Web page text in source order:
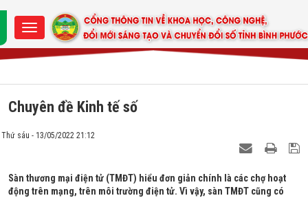
Chuyên đề Kinh tế số
Thứ sáu - 13/05/2022 21:12
Sàn thương mại điện tử (TMĐT) hiểu đơn giản chính là các chợ hoạt
động trên mạng, trên môi trường điện tử. Vì vậy, sàn TMĐT cũng có